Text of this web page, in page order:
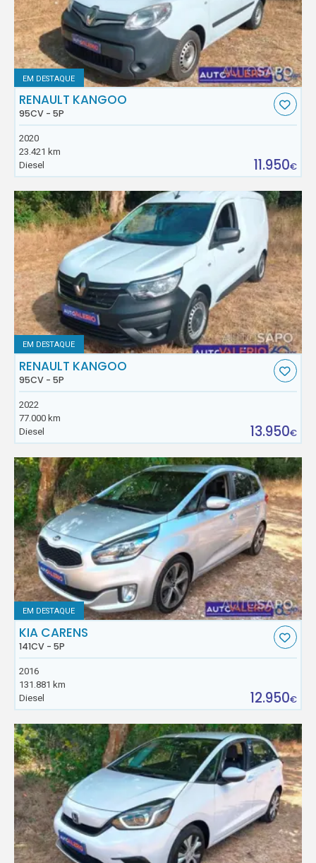
EM DESTAQUE
RENAULT KANGOO
95CV - 5P
2020
23.421 km
Diesel
11.950€
EM DESTAQUE
RENAULT KANGOO
95CV - 5P
2022
77.000 km
Diesel
13.950€
EM DESTAQUE
KIA CARENS
141CV - 5P
2016
131.881 km
Diesel
12.950€